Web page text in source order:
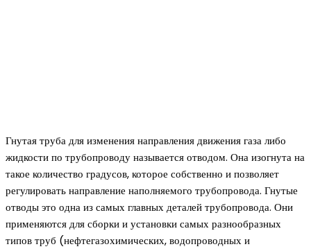
Гнутая труба для изменения направления движения газа либо
жидкости по трубопроводу называется отводом. Она изогнута на
такое количество градусов, которое собственно и позволяет
регулировать направление наполняемого трубопровода. Гнутые
отводы это одна из самых главных деталей трубопровода. Они
применяются для сборки и установки самых разнообразных
типов труб (нефтегазохимических, водопроводных и